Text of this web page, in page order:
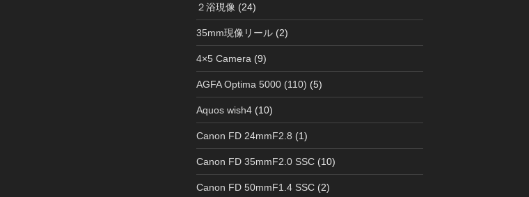
２浴現像 (24)
35mm現像リール (2)
4×5 Camera (9)
AGFA Optima 5000 (110) (5)
Aquos wish4 (10)
Canon FD 24mmF2.8 (1)
Canon FD 35mmF2.0 SSC (10)
Canon FD 50mmF1.4 SSC (2)